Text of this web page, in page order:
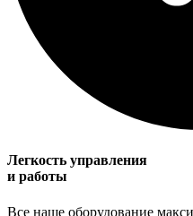
Легкость управления
и работы
Все наше оборудование